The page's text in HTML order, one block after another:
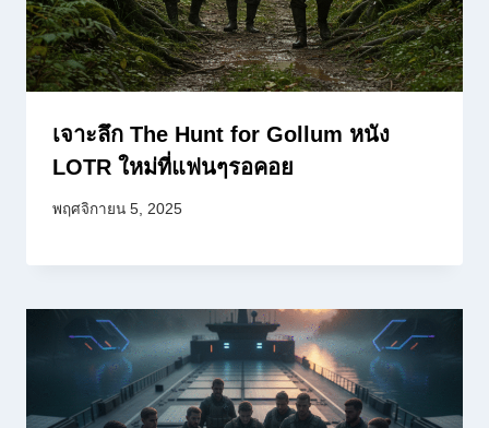
เจาะลึก The Hunt for Gollum หนัง
LOTR ใหม่ที่แฟนๆรอคอย
พฤศจิกายน 5, 2025